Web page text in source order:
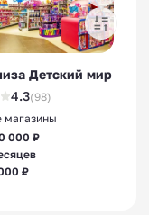
Детский мир
4.3(98)
магазины
000 ₽
₽